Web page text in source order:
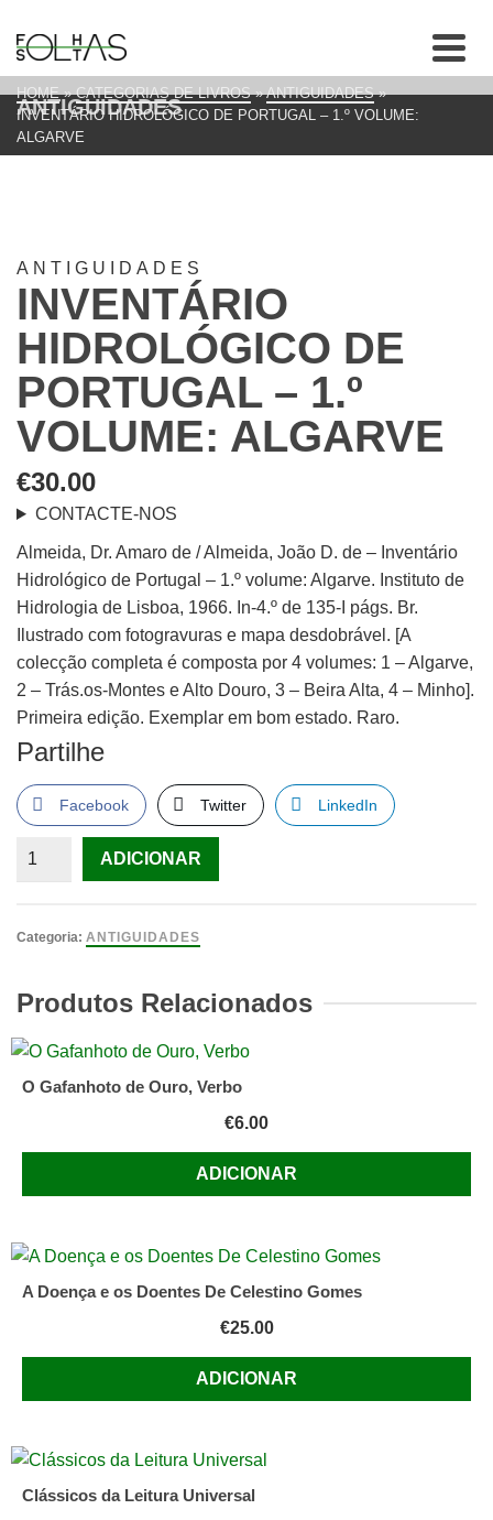
ANTIGUIDADES
HOME » CATEGORIAS DE LIVROS » ANTIGUIDADES »
INVENTÁRIO HIDROLÓGICO DE PORTUGAL – 1.º VOLUME:
ALGARVE
ANTIGUIDADES
INVENTÁRIO
HIDROLÓGICO DE
PORTUGAL – 1.º
VOLUME: ALGARVE
€30.00
CONTACTE-NOS
Almeida, Dr. Amaro de / Almeida, João D. de – Inventário
Hidrológico de Portugal – 1.º volume: Algarve. Instituto de
Hidrologia de Lisboa, 1966. In-4.º de 135-I págs. Br.
Ilustrado com fotogravuras e mapa desdobrável. [A
colecção completa é composta por 4 volumes: 1 – Algarve,
2 – Trás.os-Montes e Alto Douro, 3 – Beira Alta, 4 – Minho].
Primeira edição. Exemplar em bom estado. Raro.
Partilhe
Facebook Twitter LinkedIn
Quantidade
Hidrológico
-
1.º
Algarve
ADICIONAR
Categoria: ANTIGUIDADES
Produtos Relacionados
O Gafanhoto de Ouro, Verbo
€6.00
ADICIONAR
A Doença e os Doentes De Celestino Gomes
€25.00
ADICIONAR
Clássicos da Leitura Universal